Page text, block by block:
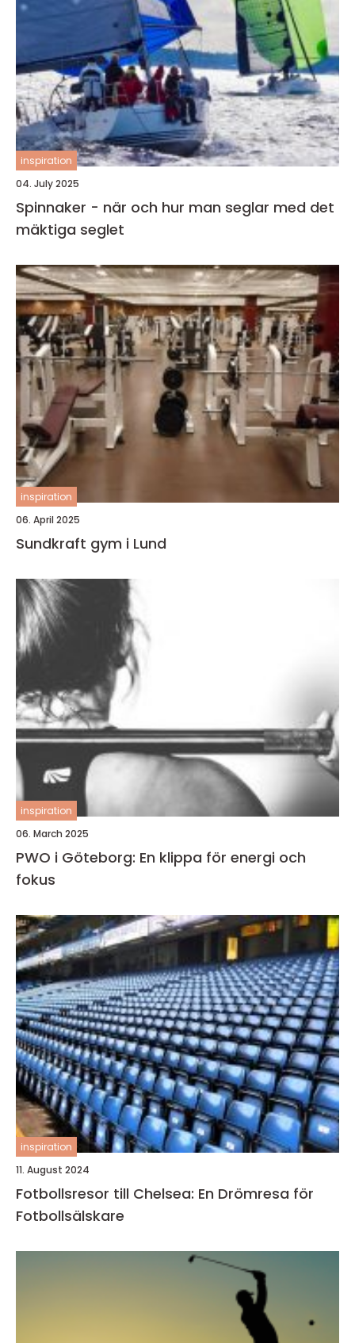
inspiration
04. July 2025
Spinnaker - när och hur man seglar med det
mäktiga seglet
inspiration
06. April 2025
Sundkraft gym i Lund
inspiration
06. March 2025
PWO i Göteborg: En klippa för energi och
fokus
inspiration
11. August 2024
Fotbollsresor till Chelsea: En Drömresa för
Fotbollsälskare